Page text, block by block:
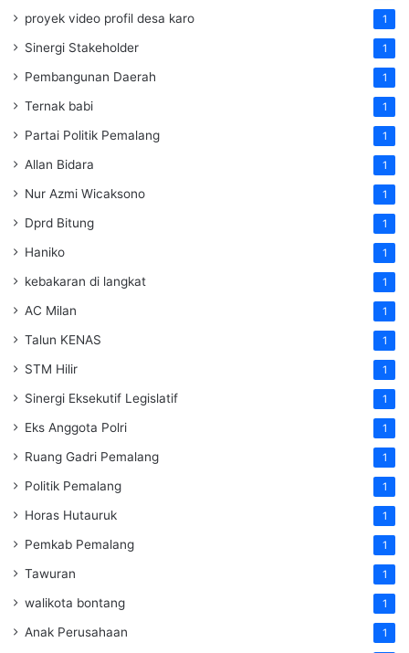
proyek video profil desa karo 1
Sinergi Stakeholder 1
Pembangunan Daerah 1
Ternak babi 1
Partai Politik Pemalang 1
Allan Bidara 1
Nur Azmi Wicaksono 1
Dprd Bitung 1
Haniko 1
kebakaran di langkat 1
AC Milan 1
Talun KENAS 1
STM Hilir 1
Sinergi Eksekutif Legislatif 1
Eks Anggota Polri 1
Ruang Gadri Pemalang 1
Politik Pemalang 1
Horas Hutauruk 1
Pemkab Pemalang 1
Tawuran 1
walikota bontang 1
Anak Perusahaan 1